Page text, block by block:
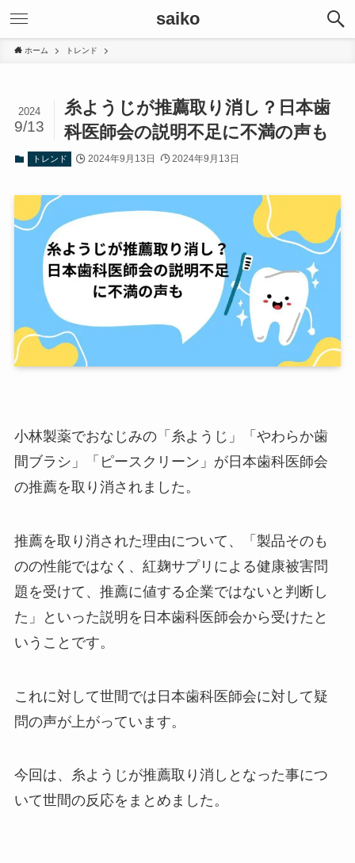
saiko
ホーム トレンド
糸ようじが推薦取り消し？日本歯
科医師会の説明不足に不満の声も
2024
9/13
トレンド 2024年9月13日 2024年9月13日
小林製薬でおなじみの「糸ようじ」「やわらか歯
間ブラシ」「ピースクリーン」が日本歯科医師会
の推薦を取り消されました。
推薦を取り消された理由について、「製品そのも
のの性能ではなく、紅麹サプリによる健康被害問
題を受けて、推薦に値する企業ではないと判断し
た」といった説明を日本歯科医師会から受けたと
いうことです。
これに対して世間では日本歯科医師会に対して疑
問の声が上がっています。
今回は、糸ようじが推薦取り消しとなった事につ
いて世間の反応をまとめました。